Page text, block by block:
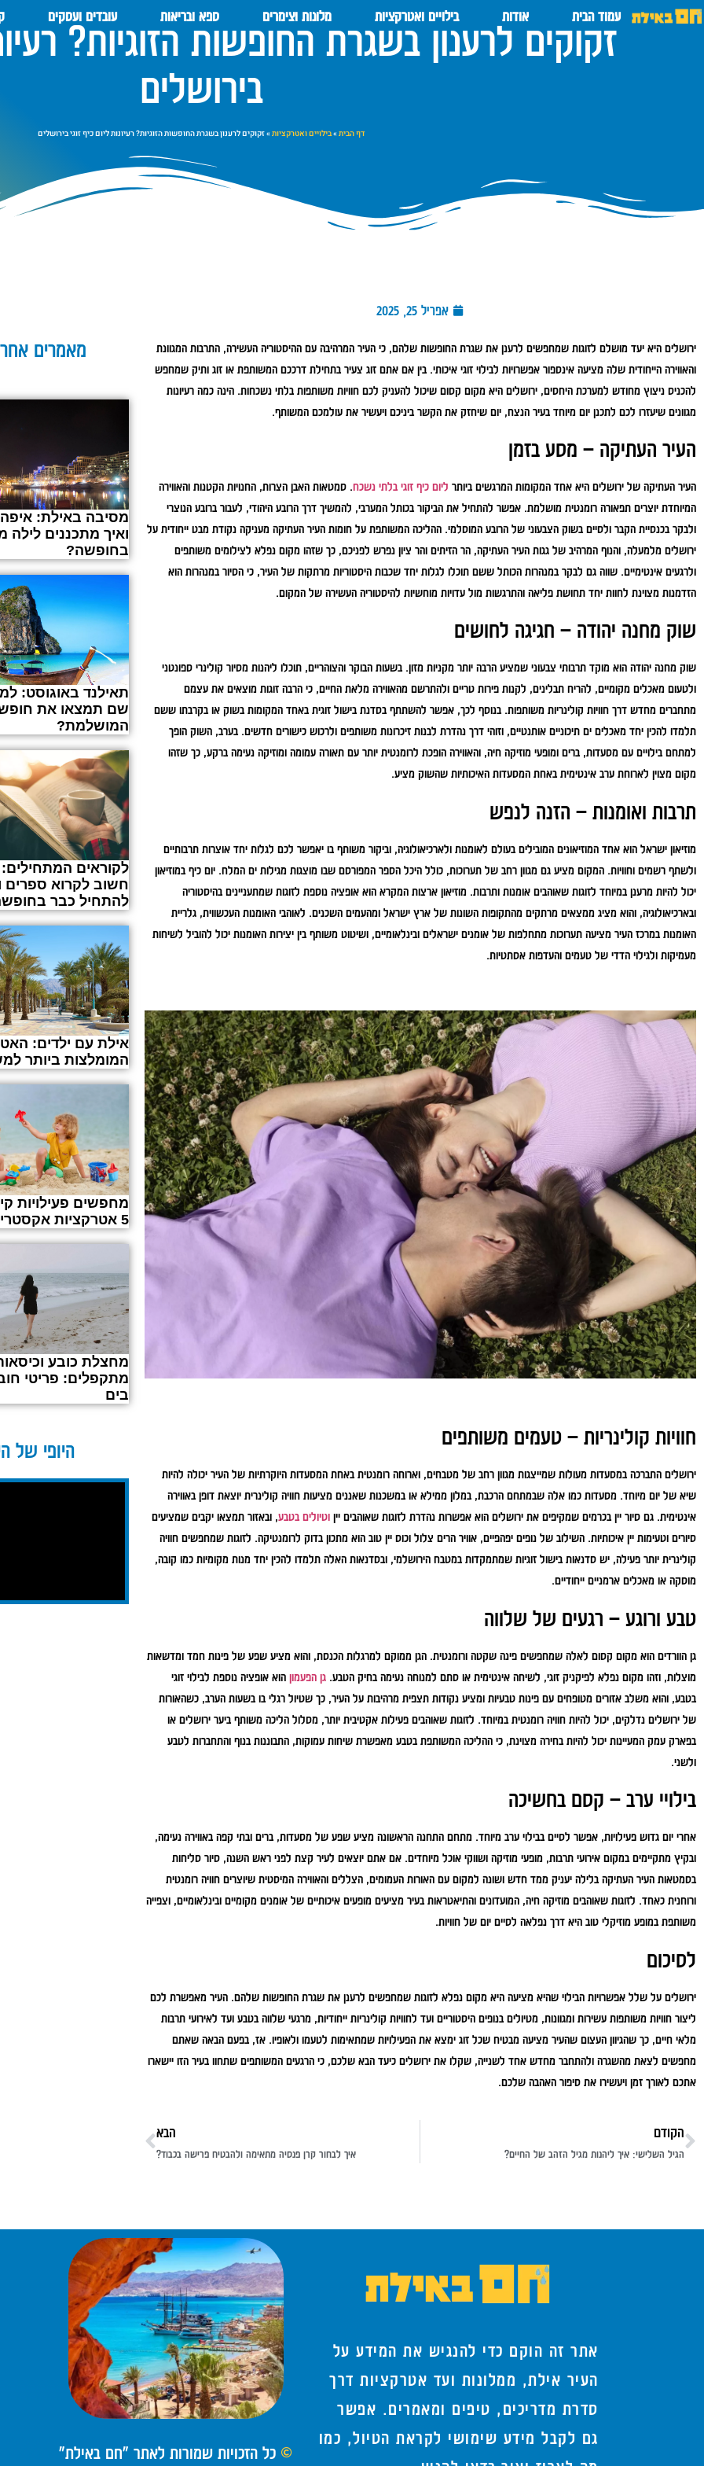
עמוד הבית אודות בילויים ואטרקציות מלונות וצימרים ספא ובריאות עובדים ועסקים
זקוקים לרענון בשגרת החופשות הזוגיות?
בירושלים
דף הבית»בילויים ואטרקציות»זקוקים לרענון בשגרת החופשות הזוגיות? רעיונות ליום כיף זוגי בירושלים
אפריל 25, 2025
ירושלים היא יעד מושלם לזוגות שמחפשים לרענן את שגרת החופשות שלהם, כי העיר המרהיבה עם ההיסטוריה העשירה, התרבות המגוונת
והאווירה הייחודית שלה מציעה אינספור אפשרויות לבילוי זוגי איכותי. בין אם אתם זוג צעיר בתחילת דרככם המשותפת או זוג ותיק שמחפש
להכניס ניצוץ מחודש למערכת היחסים, ירושלים היא מקום קסום שיכול להעניק לכם חוויות משותפות בלתי נשכחות. הינה כמה רעיונות
מגוונים שיעזרו לכם לתכנן יום מיוחד בעיר הנצח, יום שיחזק את הקשר ביניכם ויעשיר את עולמכם המשותף.
העיר העתיקה – מסע בזמן
העיר העתיקה של ירושלים היא אחד המקומות המרגשים ביותר ליום כיף זוגי בלתי נשכח. סמטאות האבן הצרות, החנויות הקטנות והאווירה
המיוחדת יוצרים תפאורה רומנטית מושלמת. אפשר להתחיל את הביקור בכותל המערבי, להמשיך דרך הרובע היהודי, לעבור ברובע הנוצרי
ולבקר בכנסיית הקבר ולסיים בשוק הצבעוני של הרובע המוסלמי. ההליכה המשותפת על חומות העיר העתיקה מעניקה נקודת מבט ייחודית על
ירושלים מלמעלה, והנוף המרהיב של גגות העיר העתיקה, הר הזיתים והר ציון נפרש לפניכם, כך שזהו מקום נפלא לצילומים משותפים
ולרגעים אינטימיים. שווה גם לבקר במנהרות הכותל ששם תוכלו לגלות יחד שכבות היסטוריות מרתקות של העיר, כי הסיור במנהרות הוא
הזדמנות מצוינת לחוות יחד תחושת פליאה והתרגשות מול עדויות מוחשיות להיסטוריה העשירה של המקום.
שוק מחנה יהודה – חגיגה לחושים
שוק מחנה יהודה הוא מוקד תרבותי צבעוני שמציע הרבה יותר מקניות מזון. בשעות הבוקר והצוהריים, תוכלו ליהנות מסיור קולינרי ספונטני
ולטעום מאכלים מקומיים, להריח תבלינים, לקנות פירות טריים ולהתרשם מהאווירה מלאת החיים, כי הרבה זוגות מוצאים את עצמם
מתחברים מחדש דרך חוויות קולינריות משותפות. בנוסף לכך, אפשר להשתתף בסדנת בישול זוגית באחד המקומות בשוק או בקרבתו ששם
תלמדו להכין יחד מאכלים ים תיכוניים אותנטיים, וזוהי דרך נהדרת לבנות זיכרונות משותפים ולרכוש כישורים חדשים. בערב, השוק הופך
למתחם בילויים עם מסעדות, ברים ומופעי מוזיקה חיה, והאווירה הופכת לרומנטית יותר עם תאורה עמומה ומוזיקה נעימה ברקע, כך שזהו
מקום מצוין לארוחת ערב אינטימית באחת המסעדות האיכותיות שהשוק מציע.
תרבות ואומנות – הזנה לנפש
מוזיאון ישראל הוא אחד המוזיאונים המובילים בעולם לאומנות ולארכיאולוגיה, וביקור משותף בו יאפשר לכם לגלות יחד אוצרות תרבותיים
ולשתף רשמים וחוויות. המקום מציע גם מגוון רחב של תערוכות, כולל היכל הספר המפורסם שבו מוצגות מגילות ים המלח. יום כיף במוזיאון
יכול להיות מרענן במיוחד לזוגות שאוהבים אומנות ותרבות. מוזיאון ארצות המקרא הוא אופציה נוספת לזוגות שמתעניינים בהיסטוריה
ובארכיאולוגיה, והוא מציג ממצאים מרתקים מהתקופות השונות של ארץ ישראל ומהעמים השכנים. לאוהבי האומנות העכשווית, גלריית
האומנות במרכז העיר מציעה תערוכות מתחלפות של אומנים ישראלים ובינלאומיים, ושיטוט משותף בין יצירות האומנות יכול להוביל לשיחות
מעמיקות ולגילוי הדדי של טעמים והעדפות אסתטיות.
חוויות קולינריות – טעמים משותפים
ירושלים התברכה במסעדות מעולות שמייצגות מגוון רחב של מטבחים, וארוחה רומנטית באחת המסעדות היוקרתיות של העיר יכולה להיות
שיא של יום מיוחד. מסעדות כמו אלה שבמתחם הרכבת, במלון ממילא או במשכנות שאננים מציעות חוויה קולינרית יוצאת דופן באווירה
אינטימית. גם סיור יין בכרמים שמקיפים את ירושלים הוא אפשרות נהדרת לזוגות שאוהבים יין וטיולים בטבע, ובאזור תמצאו יקבים שמציעים
סיורים וטעימות יין איכותיות. השילוב של נופים יפהפיים, אוויר הרים צלול וכוס יין טוב הוא מתכון בדוק לרומנטיקה. לזוגות שמחפשים חוויה
קולינרית יותר פעילה, יש סדנאות בישול זוגיות שמתמקדות במטבח הירושלמי, ובסדנאות האלה תלמדו להכין יחד מנות מקומיות כמו קובה,
מוסקה או מאכלים ארמניים ייחודיים.
טבע ורוגע – רגעים של שלווה
גן הוורדים הוא מקום קסום לאלה שמחפשים פינה שקטה ורומנטית. הגן ממוקם למרגלות הכנסת, והוא מציע שפע של פינות חמד ומדשאות
מוצלות, וזהו מקום נפלא לפיקניק זוגי, לשיחה אינטימית או סתם למנוחה נעימה בחיק הטבע. גן הפעמון הוא אופציה נוספת לבילוי זוגי
בטבע, והוא משלב אזורים מטופחים עם פינות טבעיות ומציע נקודות תצפית מרהיבות על העיר, כך שטיול רגלי בו בשעות הערב, כשהאורות
של ירושלים נדלקים, יכול להיות חוויה רומנטית במיוחד. לזוגות שאוהבים פעילות אקטיבית יותר, מסלול הליכה משותף ביער ירושלים או
בפארק עמק המעיינות יכול להיות בחירה מצוינת, כי ההליכה המשותפת בטבע מאפשרת שיחות עמוקות, התבוננות בנוף והתחברות לטבע
ולשני.
בילויי ערב – קסם בחשיכה
אחרי יום גדוש פעילויות, אפשר לסיים בבילוי ערב מיוחד. מתחם התחנה הראשונה מציע שפע של מסעדות, ברים ובתי קפה באווירה נעימה,
ובקיץ מתקיימים במקום אירועי תרבות, מופעי מוזיקה ושווקי אוכל מיוחדים. אם אתם יוצאים לעיר קצת לפני ראש השנה, סיור סליחות
בסמטאות העיר העתיקה בלילה יעניק ממד חדש ושונה למקום עם האורות העמומים, הצללים והאווירה המיסטית שיוצרים חוויה רומנטית
ורוחנית כאחד. לזוגות שאוהבים מוזיקה חיה, המועדונים והתיאטראות בעיר מציעים מופעים איכותיים של אומנים מקומיים ובינלאומיים, וצפייה
משותפת במופע מוזיקלי טוב היא דרך נפלאה לסיים יום של חוויות.
לסיכום
ירושלים על שלל אפשרויות הבילוי שהיא מציעה היא מקום נפלא לזוגות שמחפשים לרענן את שגרת החופשות שלהם. העיר מאפשרת לכם
ליצור חוויות משותפות עשירות ומגוונות, מטיולים בנופים היסטוריים ועד לחוויות קולינריות ייחודיות, מרגעי שלווה בטבע ועד לאירועי תרבות
מלאי חיים, כך שהגיוון העצום שהעיר מציעה מבטיח שכל זוג ימצא את הפעילויות שמתאימות לטעמו ולאופיו. אז, בפעם הבאה שאתם
מחפשים לצאת מהשגרה ולהתחבר מחדש אחד לשנייה, שקלו את ירושלים כיעד הבא שלכם, כי הרגעים המשותפים שתחוו בעיר הזו יישארו
אתכם לאורך זמן ויעשירו את סיפור האהבה שלכם.
הקודם
הגיל השלישי: איך ליהנות מגיל הזהב של החיים?
הבא
איך לבחור קרן פנסיה מתאימה ולהבטיח פרישה בכבוד?
מאמרים
מסיבה באילת:
ואיך מתכננים לילה
בחופשה?
תאילנד באוגוסט:
שם תמצאו את
המושלמת?
לקוראים
חשוב לקרוא ספרים
להתחיל כבר
אילת עם ילדים:
המומלצות ביותר
מחפשים פעילויות
5 אטרקציות אקסטרים באילת
מחצלת כובע
מתקפלים: פריטי
בים
היופי של
אתר זה הוקם כדי להנגיש את המידע על
העיר אילת, ממלונות ועד אטרקציות דרך
סדרת מדריכים, טיפים ומאמרים. אפשר
גם לקבל מידע שימושי לקראת הטיול, כמו
כל הזכויות שמורות לאתר "חם באילת"